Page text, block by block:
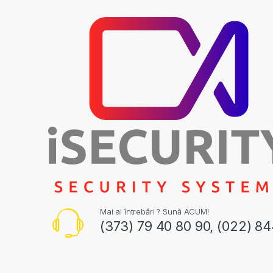
Mai ai întrebări ? Sună ACUM!
(373) 79 40 80 90, (022)